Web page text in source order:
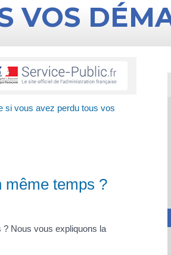
VOS
si vous avez perdu tous vos
même temps ?
? Nous vous expliquons la